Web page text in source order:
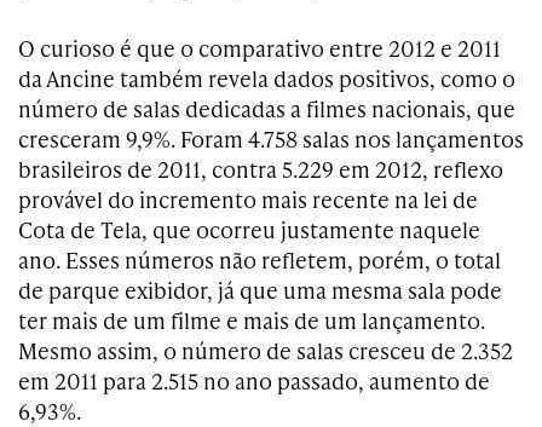
O curioso é que o comparativo entre 2012 e 2011
da Ancine também revela dados positivos, como o
número de salas dedicadas a filmes nacionais, que
cresceram 9,9%. Foram 4.758 salas nos lançamentos
brasileiros de 2011, contra 5.229 em 2012, reflexo
provável do incremento mais recente na lei de
Cota de Tela, que ocorreu justamente naquele
ano. Esses números não refletem, porém, o total
de parque exibidor, já que uma mesma sala pode
ter mais de um filme e mais de um lançamento.
Mesmo assim, o número de salas cresceu de 2.352
em 2011 para 2.515 no ano passado, aumento de
6,93%.